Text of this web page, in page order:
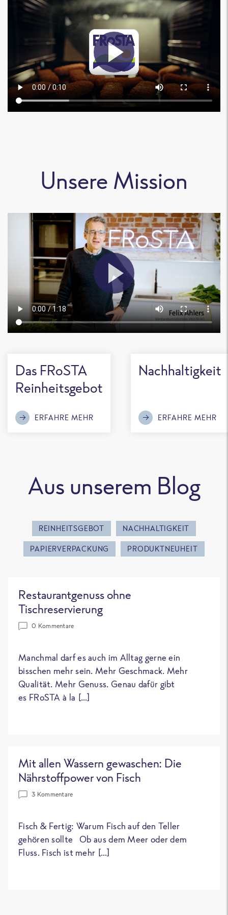
Unsere Mission
Das FRoSTA
Reinheitsgebot
ERFAHRE MEHR
Nachhaltigkeit
ERFAHRE MEHR
Aus unserem Blog
REINHEITSGEBOT NACHHALTIGKEIT
PAPIERVERPACKUNG PRODUKTNEUHEIT
Restaurantgenuss ohne
Tischreservierung
0 Kommentare
Manchmal darf es auch im Alltag gerne ein
bisschen mehr sein. Mehr Geschmack. Mehr
Qualität. Mehr Genuss. Genau dafür gibt
es FRoSTA à la […]
Mit allen Wassern gewaschen: Die
Nährstoffpower von Fisch
3 Kommentare
Fisch & Fertig: Warum Fisch auf den Teller
gehören sollte Ob aus dem Meer oder dem
Fluss. Fisch ist mehr […]